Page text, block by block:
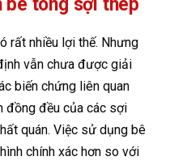
bê tông sợi thép
rất nhiều lợi thế. Nhưng
vẫn chưa được giải
biến chứng liên quan
đồng đều của các sợi
quán. Việc sử dụng bê
chính xác hơn so với